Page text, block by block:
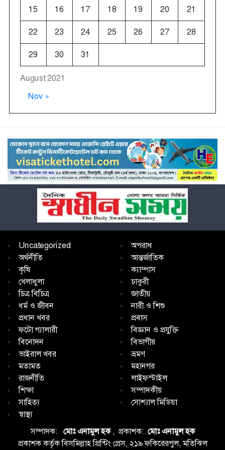
August 2021
15 16 17 18 19 20 21
22 23 24 25 26 27 28
29 30 31
Nov »
Uncategorized
অপরাধ
অর্থনীতি
আন্তর্জাতিক
কৃষি
ক্যাম্পাস
খেলাধুলা
চাকুরী
চিত্র বিচিত্র
জাতীয়
ধর্ম ও জীবন
নারী ও শিশু
প্রধান খবর
প্রবাস
ফটো গ্যালারী
বিজ্ঞান ও প্রযুক্তি
বিনোদন
বিভাগীয়
ভাইরাল খবর
ভ্রমণ
মতামত
মহানগর
রাজনীতি
লাইফস্টাইল
শিক্ষা
সম্পাদকীয়
সাহিত্য
সোশ্যাল মিডিয়া
স্বাস্থ্য
সম্পাদক: মোঃ এনামুল হক, প্রকাশক: মোঃ এনামুল হক
প্রকাশক কর্তৃক বিসমিল্লাহ প্রিন্টিং প্রেস, ২১৯ ফকিরেরপুল, মতিঝিল